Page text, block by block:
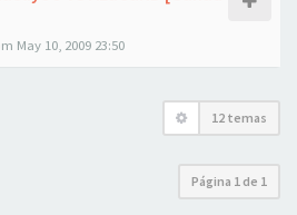
May 10, 2009 23:50
12 temas
Página 1 de 1